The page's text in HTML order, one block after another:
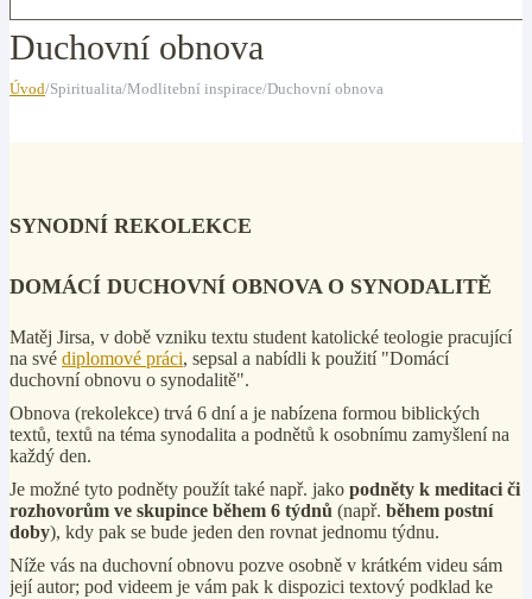
Duchovní obnova
Úvod/Spiritualita/Modlitební inspirace/Duchovní obnova
SYNODNÍ REKOLEKCE
DOMÁCÍ DUCHOVNÍ OBNOVA O SYNODALITĚ
Matěj Jirsa, v době vzniku textu student katolické teologie pracující
na své diplomové práci, sepsal a nabídli k použití "Domácí
duchovní obnovu o synodalitě".
Obnova (rekolekce) trvá 6 dní a je nabízena formou biblických
textů, textů na téma synodalita a podnětů k osobnímu zamyšlení na
každý den.
Je možné tyto podněty použít také např. jako podněty k meditaci či
rozhovorům ve skupince během 6 týdnů (např. během postní
doby), kdy pak se bude jeden den rovnat jednomu týdnu.
Níže vás na duchovní obnovu pozve osobně v krátkém videu sám
její autor; pod videem je vám pak k dispozici textový podklad ke